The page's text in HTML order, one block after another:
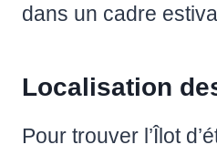
dans un cadre
Localisation
Pour trouver l’Îlot